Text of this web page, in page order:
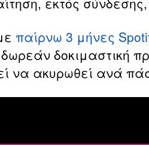
παίρνω 3 μήνες
δοκιμαστική
να ακυρωθεί ανά